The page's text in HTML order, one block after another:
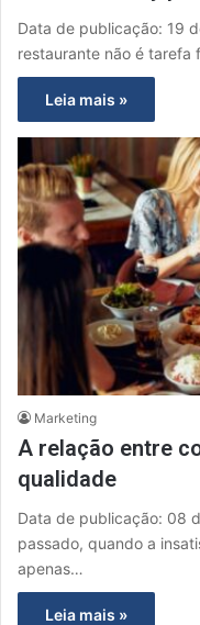
Data de publicação: 19
restaurante não é tarefa
Leia mais »
Marketing
A relação entre
qualidade
Data de publicação: 08
passado, quando a
apenas…
Leia mais »